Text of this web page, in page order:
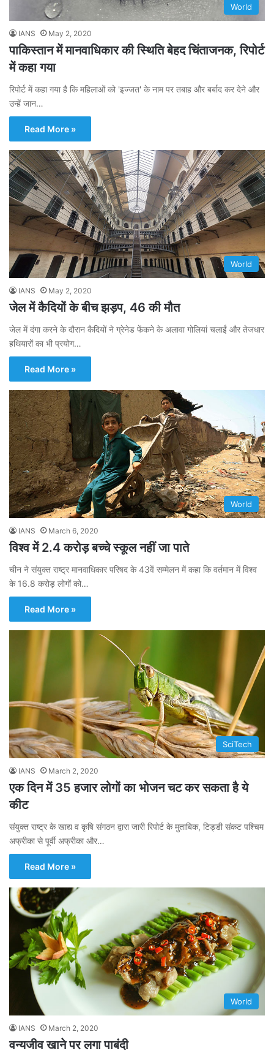
World
IANS May 2, 2020
पाकिस्तान में मानवाधिकार की स्थिति बेहद चिंताजनक, रिपोर्ट
में कहा गया
रिपोर्ट में कहा गया है कि महिलाओं को 'इज्जत' के नाम पर तबाह और बर्बाद कर देने और
उन्हें जान…
Read More »
World
IANS May 2, 2020
जेल में कैदियों के बीच झड़प, 46 की मौत
जेल में दंगा करने के दौरान कैदियों ने ग्रेनेड फेंकने के अलावा गोलियां चलाईं और तेजधार
हथियारों का भी प्रयोग…
Read More »
World
IANS March 6, 2020
विश्व में 2.4 करोड़ बच्चे स्कूल नहीं जा पाते
चीन ने संयुक्त राष्ट्र मानवाधिकार परिषद के 43वें सम्मेलन में कहा कि वर्तमान में विश्व
के 16.8 करोड़ लोगों को…
Read More »
SciTech
IANS March 2, 2020
एक दिन में 35 हजार लोगों का भोजन चट कर सकता है ये
कीट
संयुक्त राष्ट्र के खाद्य व कृषि संगठन द्वारा जारी रिपोर्ट के मुताबिक, टिड्डी संकट पश्चिम
अफ्रीका से पूर्वी अफ्रीका और…
Read More »
World
IANS March 2, 2020
वन्यजीव खाने पर लगा पाबंदी